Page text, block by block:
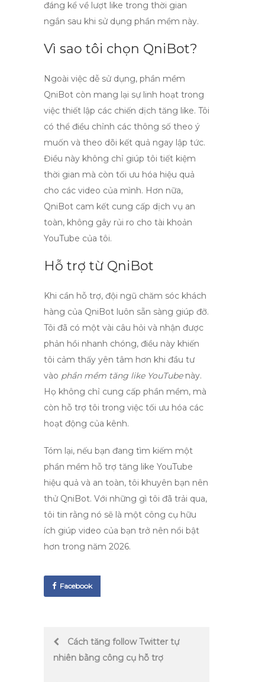
đáng kể về lượt like trong thời gian
ngắn sau khi sử dụng phần mềm này.
Vì sao tôi chọn QniBot?
Ngoài việc dễ sử dụng, phần mềm
QniBot còn mang lại sự linh hoạt trong
việc thiết lập các chiến dịch tăng like. Tôi
có thể điều chỉnh các thông số theo ý
muốn và theo dõi kết quả ngay lập tức.
Điều này không chỉ giúp tôi tiết kiệm
thời gian mà còn tối ưu hóa hiệu quả
cho các video của mình. Hơn nữa,
QniBot cam kết cung cấp dịch vụ an
toàn, không gây rủi ro cho tài khoản
YouTube của tôi.
Hỗ trợ từ QniBot
Khi cần hỗ trợ, đội ngũ chăm sóc khách
hàng của QniBot luôn sẵn sàng giúp đỡ.
Tôi đã có một vài câu hỏi và nhận được
phản hồi nhanh chóng, điều này khiến
tôi cảm thấy yên tâm hơn khi đầu tư
vào phần mềm tăng like YouTubenày.
Họ không chỉ cung cấp phần mềm, mà
còn hỗ trợ tôi trong việc tối ưu hóa các
hoạt động của kênh.
Tóm lại, nếu bạn đang tìm kiếm một
phần mềm hỗ trợ tăng like YouTube
hiệu quả và an toàn, tôi khuyên bạn nên
thử QniBot. Với những gì tôi đã trải qua,
tôi tin rằng nó sẽ là một công cụ hữu
ích giúp video của bạn trở nên nổi bật
hơn trong năm 2026.
Facebook
PostCách tăng follow Twitter tự
nhiên bằng công cụ hỗ trợ